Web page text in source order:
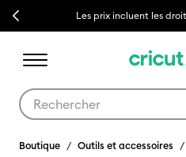
Previous Les prix incluent les
Boutique Outils et accessoires